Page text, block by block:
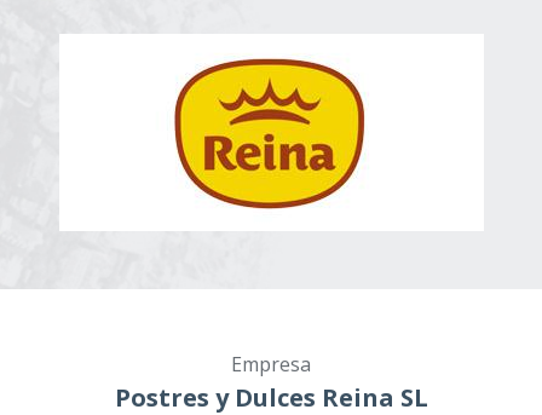
Empresa
Postres y Dulces Reina SL